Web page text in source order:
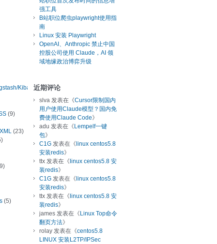
Kibana
(9)
(23)
(5)
强工具
B站职位爬虫playwright使用指
南
Linux 安装 Playwright
OpenAI、Anthropic 禁止中国
控股公司使用 Claude，AI 领
域地缘政治博弈升级
近期评论
slva 发表在《Cursor限制国内
用户使用Claude模型？国内免
费使用Claude Code》
adu 发表在《 Lempelf一键
包》
C1G 发表在《 linux centos5.8
安装redis》
ttx 发表在《 linux centos5.8 安
装redis》
C1G 发表在《 linux centos5.8
安装redis》
ttx 发表在《 linux centos5.8 安
装redis》
james 发表在《 Linux Top命令
翻页方法》
rolay 发表在《centos5.8
LINUX 安装L2TP/IPSec